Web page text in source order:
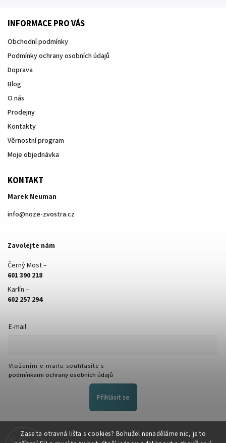
Zase ta otravná lišta s cookies? Bohužel nenaděláme nic, je to
INFORMACE PRO VÁS
Obchodní podmínky
Podmínky ochrany osobních údajů
Doprava
Blog
O nás
Prodejny
Kontakty
Věrnostní program
Moje objednávka
KONTAKT
Marek Neuman
info@noze-zvostra.cz
Zavolejte nám
Černý Most –
601 390 218
Karlín –
602 257 294
E-mail
Vložením e-mailu souhlasíte s
podmínkami ochrany osobních údajů
Přihlásit se
FACEBOOK